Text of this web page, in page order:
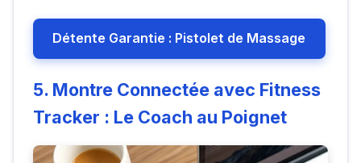
Détente Garantie : Pistolet de Massage
5. Montre Connectée avec Fitness
Tracker : Le Coach au Poignet